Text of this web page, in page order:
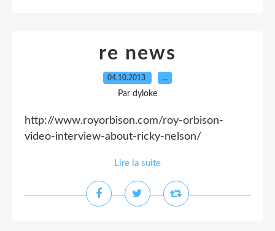
re news
04.10.2013 …
Par dyloke
http://www.royorbison.com/roy-orbison-
video-interview-about-ricky-nelson/
Lire la suite